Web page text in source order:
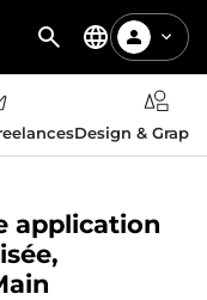
Design &
application